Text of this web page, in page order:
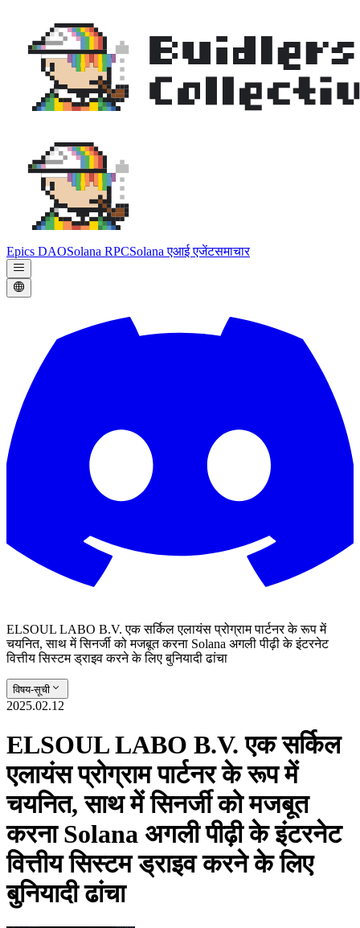
Epics DAOSolana RPCSolana एआई एजेंटसमाचार
ELSOUL LABO B.V. एक सर्किल एलायंस प्रोग्राम पार्टनर के रूप में
चयनित, साथ में सिनर्जी को मजबूत करना Solana अगली पीढ़ी के इंटरनेट
वित्तीय सिस्टम ड्राइव करने के लिए बुनियादी ढांचा
विषय-सूची
2025.02.12
ELSOUL LABO B.V. एक सर्किल
एलायंस प्रोग्राम पार्टनर के रूप में
चयनित, साथ में सिनर्जी को मजबूत
करना Solana अगली पीढ़ी के इंटरनेट
वित्तीय सिस्टम ड्राइव करने के लिए
बुनियादी ढांचा